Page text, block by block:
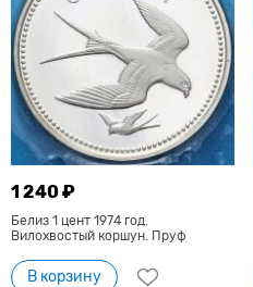
1 240 ₽
Белиз 1 цент 1974 год.
Вилохвостый коршун. Пруф
В корзину